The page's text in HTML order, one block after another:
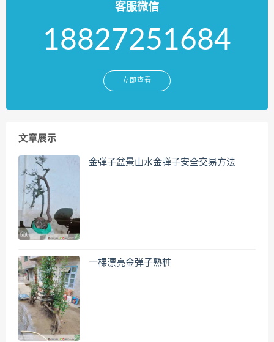
客服微信
18827251684
立即查看
文章展示
金弹子盆景山水金弹子安全交易方法
一棵漂亮金弹子熟桩